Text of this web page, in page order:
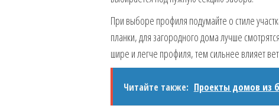
При выборе профиля подумайте о стиле
планки, для загородного дома лучше
шире и легче профиля, тем сильнее влияет
Читайте также: Проекты домов из